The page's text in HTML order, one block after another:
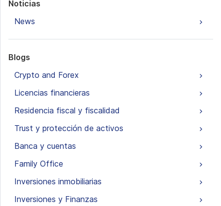
Noticias
News
Blogs
Crypto and Forex
Licencias financieras
Residencia fiscal y fiscalidad
Trust y protección de activos
Banca y cuentas
Family Office
Inversiones inmobiliarias
Inversiones y Finanzas